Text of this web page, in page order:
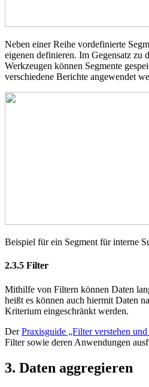
Neben einer Reihe vordefinierte
eigenen definieren. Im Gegensatz zu
Werkzeugen können Segmente
verschiedene Berichte angewendet
Beispiel für ein Segment für interne
2.3.5 Filter
Mithilfe von Filtern können Daten
heißt es können auch hiermit Daten
Kriterium eingeschränkt werden.
DerPraxisguide „Filter verstehen
Filter sowie deren Anwendungen
3. Daten aggregieren